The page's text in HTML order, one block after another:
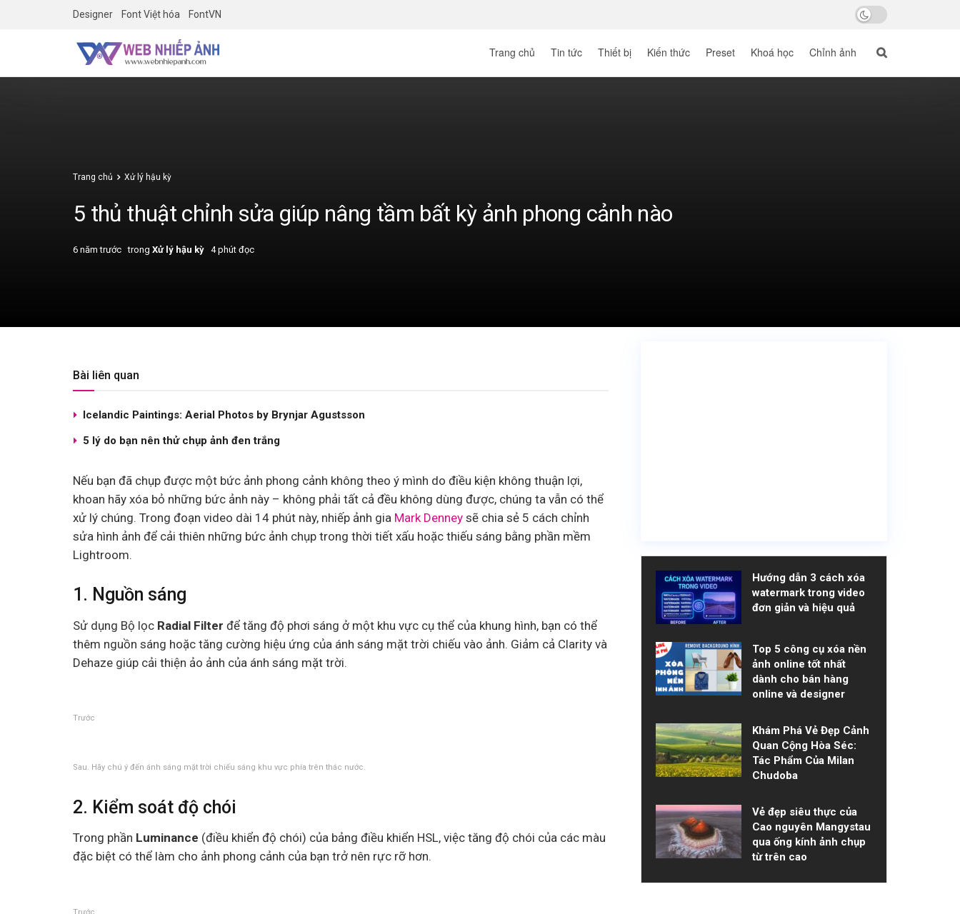
Designer Font Việt hóa FontVN
Trang chủ Tin tức Thiết bị Kiến thức Preset Khoá học Chỉnh ảnh
Trang chủ Xử lý hậu kỳ
5 thủ thuật chỉnh sửa giúp nâng tầm bất kỳ ảnh phong cảnh nào
6 năm trước trong Xử lý hậu kỳ 4 phút đọc
Bài liên quan
Icelandic Paintings: Aerial Photos by Brynjar Agustsson
5 lý do bạn nên thử chụp ảnh đen trắng
Nếu bạn đã chụp được một bức ảnh phong cảnh không theo ý mình do điều kiện không thuận lợi,
khoan hãy xóa bỏ những bức ảnh này – không phải tất cả đều không dùng được, chúng ta vẫn có thể
xử lý chúng. Trong đoạn video dài 14 phút này, nhiếp ảnh gia Mark Denney sẽ chia sẻ 5 cách chỉnh
sửa hình ảnh để cải thiên những bức ảnh chụp trong thời tiết xấu hoặc thiếu sáng bằng phần mềm
Lightroom.
1. Nguồn sáng
Sử dụng Bộ lọc Radial Filter để tăng độ phơi sáng ở một khu vực cụ thể của khung hình, bạn có thể
thêm nguồn sáng hoặc tăng cường hiệu ứng của ánh sáng mặt trời chiếu vào ảnh. Giảm cả Clarity và
Dehaze giúp cải thiện ảo ảnh của ánh sáng mặt trời.
Trước
Sau. Hãy chú ý đến ánh sáng mặt trời chiếu sáng khu vực phía trên thác nước.
2. Kiểm soát độ chói
Trong phần Luminance (điều khiển độ chói) của bảng điều khiển HSL, việc tăng độ chói của các màu
đặc biệt có thể làm cho ảnh phong cảnh của bạn trở nên rực rỡ hơn.
Hướng dẫn 3 cách xóa
watermark trong video
đơn giản và hiệu quả
Top 5 công cụ xóa nền
ảnh online tốt nhất
dành cho bán hàng
online và designer
Khám Phá Vẻ Đẹp Cảnh
Quan Cộng Hòa Séc:
Tác Phẩm Của Milan
Chudoba
Vẻ đẹp siêu thực của
Cao nguyên Mangystau
qua ống kính ảnh chụp
từ trên cao